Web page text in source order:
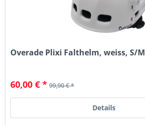
Overade Plixi Falthelm, weiss, S/M
60,00 € * 99,90 € *
Details